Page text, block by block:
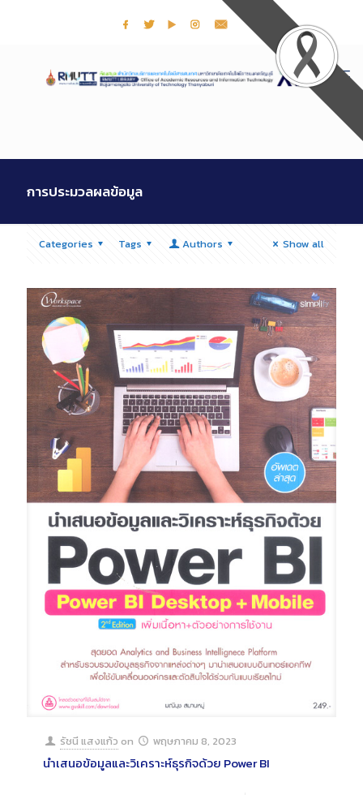
การประมวลผลข้อมูล
Categories Tags Authors Show all
รัชนี แสงแก้ว on พฤษภาคม 8, 2023
นำเสนอข้อมูลและวิเคราะห์ธุรกิจด้วย Power BI